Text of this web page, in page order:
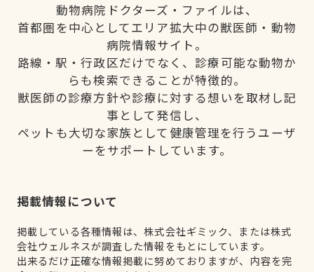
動物病院ドクターズ・ファイルは、
首都圏を中心としてエリア拡大中の獣医師・動物
病院情報サイト。
路線・駅・行政区だけでなく、診療可能な動物か
らも検索できることが特徴的。
獣医師の診療方針や診療に対する想いを取材し記
事として発信し、
ペットも大切な家族として健康管理を行うユーザ
ーをサポートしています。
掲載情報について
掲載している各種情報は、株式会社ギミック、または株式
会社ウェルネスが調査した情報をもとにしています。
出来るだけ正確な情報掲載に努めておりますが、内容を完